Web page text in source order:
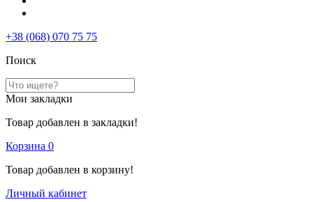
+38 (068) 070 75 75
Поиск
Мои закладки
Товар добавлен в закладки!
Корзина 0
Товар добавлен в корзину!
Личный кабинет